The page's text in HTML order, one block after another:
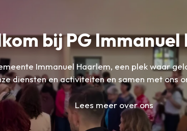
bij PG
Immanuel Haarlem, een plek waar
diensten en activiteiten en samen met ons
Lees meer over ons